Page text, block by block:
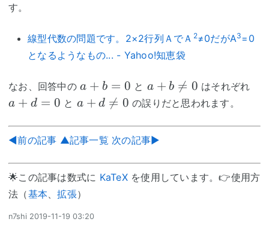
す。
線型代数の問題です。2×2行列ＡでＡ 2≠0だがA3=0
となるようなもの... - Yahoo!知恵袋
なお、回答中の a+b=0
a + b = 0 と a+b≠0
a + b 
= 0 はそれぞれ
a + d = 0 と a+d≠0
a + d 
= 0 の誤りだと思われます。
◀前の記事 ▲記事一覧 次の記事▶
🌟この記事は数式に KaTeXを使用しています。👉使用方
法（基本 、拡張）
n7shi 2019-11-19 03:20